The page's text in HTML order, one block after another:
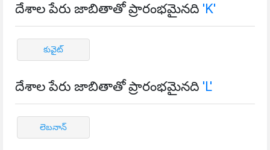
దేశాల పేరు జాబితాతో ప్రారంభమైనది 'K'
కువైట్
దేశాల పేరు జాబితాతో ప్రారంభమైనది 'L'
లెబనాన్